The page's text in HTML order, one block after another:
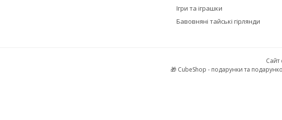
Ігри та іграшки
Бавовняні тайські гірлянди
Сайт